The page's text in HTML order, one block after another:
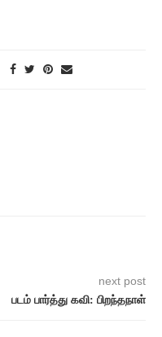
next post
படம் பார்த்து கவி: பிறந்தநாள்